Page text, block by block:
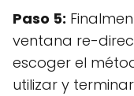
Paso 5:
ventana re-
escoger el
utilizar y